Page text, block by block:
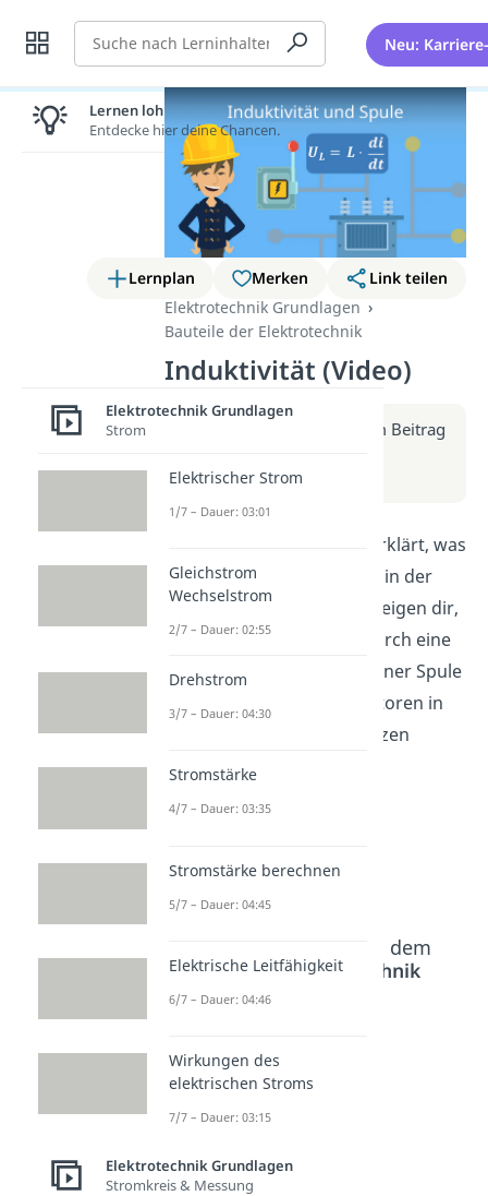
Suche Neu:
Lernplan Merken
Link teilen
Elektrotechnik Grundlagen
Bauteile der Elektrotechnik
Induktivität (Video)
Weitere Infos erhältst du im Beitrag
zum Beitrag: Induktivität
In diesem Video wird dir erklärt, was
Induktivität ist und wie sie in der
Elektrotechnik wirkt. Wir zeigen dir,
wie sich eine Spannung durch eine
Änderung des Stroms in einer Spule
aufbaut und wie du Induktoren in
Schaltungen richtig einsetzen
kannst.
Beliebte Inhalte aus dem
BereichElektrotechnik
Grundlagen
Transfo
rmator
Dauer: 05:13
Braunsc
he
Röhre
rahlrohr
Lernen lohnt sich!
Entdecke hier deine Chancen.
Elektrotechnik Grundlagen
Strom
Elektrischer Strom
1/7 – Dauer: 03:01
Gleichstrom
Wechselstrom
2/7 – Dauer: 02:55
Drehstrom
3/7 – Dauer: 04:30
Stromstärke
4/7 – Dauer: 03:35
Stromstärke berechnen
5/7 – Dauer: 04:45
Elektrische Leitfähigkeit
6/7 – Dauer: 04:46
Wirkungen des
elektrischen Stroms
7/7 – Dauer: 03:15
Elektrotechnik Grundlagen
Stromkreis & Messung